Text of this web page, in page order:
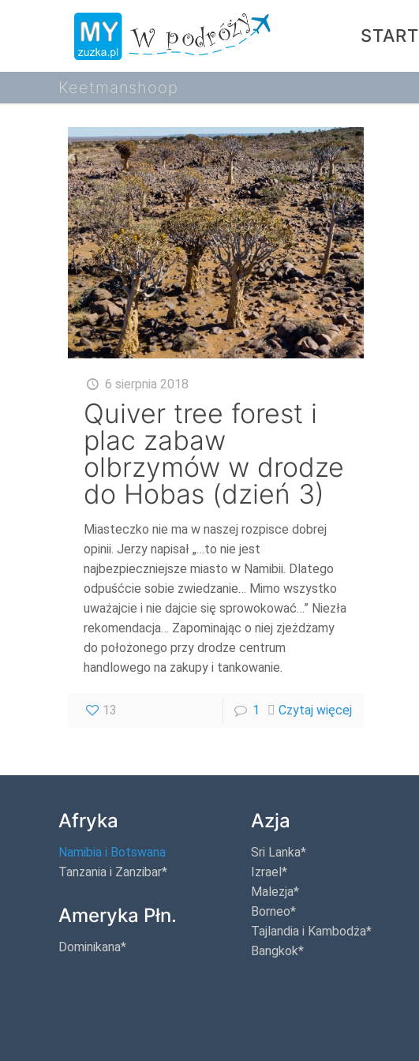
START
Keetmanshoop
6 sierpnia 2018
Quiver tree forest i
plac zabaw
olbrzymów w drodze
do Hobas (dzień 3)
Miasteczko nie ma w naszej rozpisce dobrej
opinii. Jerzy napisał „…to nie jest
najbezpieczniejsze miasto w Namibii. Dlatego
odpuśćcie sobie zwiedzanie… Mimo wszystko
uważajcie i nie dajcie się sprowokować…” Niezła
rekomendacja… Zapominając o niej zjeżdżamy
do położonego przy drodze centrum
handlowego na zakupy i tankowanie.
13 1 Czytaj więcej
Afryka
Namibia i Botswana
Tanzania i Zanzibar*
Ameryka Płn.
Dominikana*
Azja
Sri Lanka*
Izrael*
Malezja*
Borneo*
Tajlandia i Kambodża*
Bangkok*